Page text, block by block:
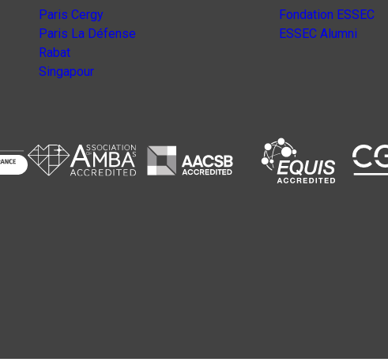
Paris Cergy
Paris La Défense
Rabat
Singapour
Fondation ESSEC
ESSEC Alumni